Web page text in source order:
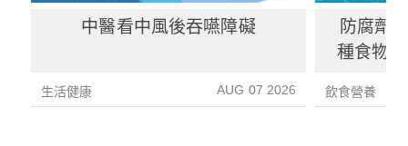
中醫看中風後吞嚥障礙
生活健康 AUG 07 2026
防腐劑
種食物
飲食營養